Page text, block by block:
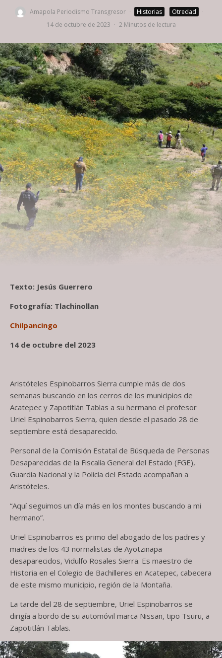
Amapola Periodismo Transgresor · Historias Otredad
·
14 de octubre de 2023 · 2 Minutos de lectura
Texto: Jesús Guerrero
Fotografía: Tlachinollan
Chilpancingo
14 de octubre del 2023
Aristóteles Espinobarros Sierra cumple más de dos
semanas buscando en los cerros de los municipios de
Acatepec y Zapotitlán Tablas a su hermano el profesor
Uriel Espinobarros Sierra, quien desde el pasado 28 de
septiembre está desaparecido.
Personal de la Comisión Estatal de Búsqueda de Personas
Desaparecidas de la Fiscalía General del Estado (FGE),
Guardia Nacional y la Policía del Estado acompañan a
Aristóteles.
“Aquí seguimos un día más en los montes buscando a mi
hermano”.
Uriel Espinobarros es primo del abogado de los padres y
madres de los 43 normalistas de Ayotzinapa
desaparecidos, Vidulfo Rosales Sierra. Es maestro de
Historia en el Colegio de Bachilleres en Acatepec, cabecera
de este mismo municipio, región de la Montaña.
La tarde del 28 de septiembre, Uriel Espinobarros se
dirigía a bordo de su automóvil marca Nissan, tipo Tsuru, a
Zapotitlán Tablas.